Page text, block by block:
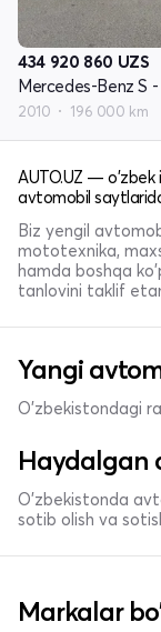
434 920 860 UZS
2010 196 000 km
AUTO.UZ — o'zbek
avtomobil
Biz yengil
mototexnika,
hamda boshqa
tanlovini taklif
Yangi
O'zbekistondagi
Haydalgan
O'zbekistonda
sotib olish va
Markalar